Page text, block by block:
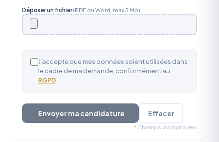
Déposer un fichier(PDF ou Word, max 5 Mo)
J’accepte que mes données soient utilisées dans
le cadre de ma demande, conformément au
RGPD
Envoyer ma candidature Effacer
* Champs obligatoires